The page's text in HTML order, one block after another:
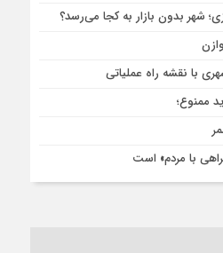
شهر بدون بازار به کجا می‌رسد؟
با نقشه راه عملیاتی
ممنوع؛
با مردم» است